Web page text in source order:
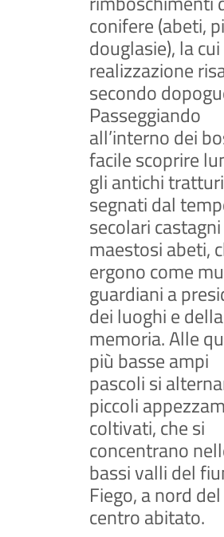
conifere (abeti,
douglasie), la cui
realizzazione
secondo
Passeggiando
all’interno dei
facile scoprire
gli antichi tratturi
segnati dal
secolari
maestosi abeti,
ergono come
guardiani a
dei luoghi e della
memoria. Alle
più basse ampi
pascoli si
piccoli
coltivati, che si
concentrano
bassi valli del
Fiego, a nord del
centro abitato.